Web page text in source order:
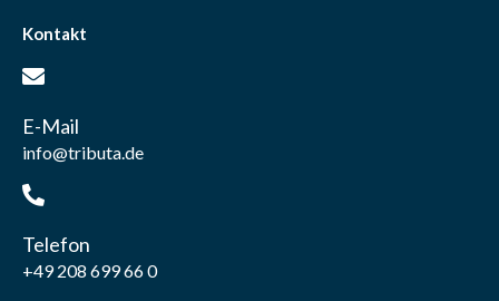
Kontakt
E-Mail
info@tributa.de
Telefon
+49 208 699 66 0